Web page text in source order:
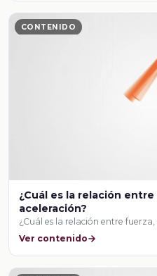
CONTENIDO
¿Cuál es la relación
aceleración?
¿Cuál es la relación entre
Ver contenido